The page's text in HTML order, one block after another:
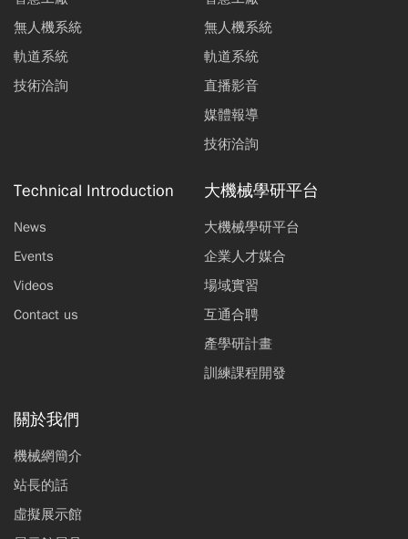
無人機系統
軌道系統
技術洽詢
無人機系統
軌道系統
直播影音
媒體報導
技術洽詢
Technical Introduction
News
Events
Videos
Contact us
大機械學研平台
大機械學研平台
企業人才媒合
場域實習
互通合聘
產學研計畫
訓練課程開發
關於我們
機械網簡介
站長的話
虛擬展示館